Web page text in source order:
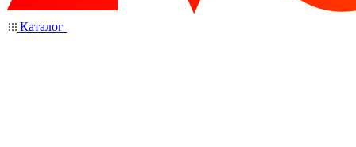
Каталог